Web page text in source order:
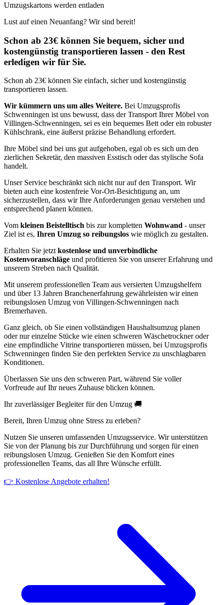
Umzugskartons werden entladen
Lust auf einen Neuanfang? Wir sind bereit!
Schon ab 23€ können Sie bequem, sicher und
kostengünstig transportieren lassen - den Rest
erledigen wir für Sie.
Schon ab 23€ können Sie einfach, sicher und kostengünstig
transportieren lassen.
Wir kümmern uns um alles Weitere. Bei Umzugsprofis
Schwenningen ist uns bewusst, dass der Transport Ihrer Möbel von
Villingen-Schwenningen, sei es ein bequemes Bett oder ein robuster
Kühlschrank, eine äußerst präzise Behandlung erfordert.
Ihre Möbel sind bei uns gut aufgehoben, egal ob es sich um den
zierlichen Sekretär, den massiven Esstisch oder das stylische Sofa
handelt.
Unser Service beschränkt sich nicht nur auf den Transport. Wir
bieten auch eine kostenfreie Vor-Ort-Besichtigung an, um
sicherzustellen, dass wir Ihre Anforderungen genau verstehen und
entsprechend planen können.
Vom kleinen Beistelltisch bis zur kompletten Wohnwand - unser
Ziel ist es, Ihren Umzug so reibungslos wie möglich zu gestalten.
Erhalten Sie jetzt kostenlose und unverbindliche
Kostenvoranschläge und profitieren Sie von unserer Erfahrung und
unserem Streben nach Qualität.
Mit unserem professionellen Team aus versierten Umzugshelfern
und über 13 Jahren Branchenerfahrung gewährleisten wir einen
reibungslosen Umzug von Villingen-Schwenningen nach
Bremerhaven.
Ganz gleich, ob Sie einen vollständigen Haushaltsumzug planen
oder nur einzelne Stücke wie einen schweren Wäschetrockner oder
eine empfindliche Vitrine transportieren müssen, bei Umzugsprofis
Schwenningen finden Sie den perfekten Service zu unschlagbaren
Konditionen.
Überlassen Sie uns den schweren Part, während Sie voller
Vorfreude auf Ihr neues Zuhause blicken können.
Ihr zuverlässiger Begleiter für den Umzug 🚚
Bereit, Ihren Umzug ohne Stress zu erleben?
Nutzen Sie unseren umfassenden Umzugsservice. Wir unterstützen
Sie von der Planung bis zur Durchführung und sorgen für einen
reibungslosen Umzug. Genießen Sie den Komfort eines
professionellen Teams, das all Ihre Wünsche erfüllt.
👉 Kostenlose Angebote erhalten!